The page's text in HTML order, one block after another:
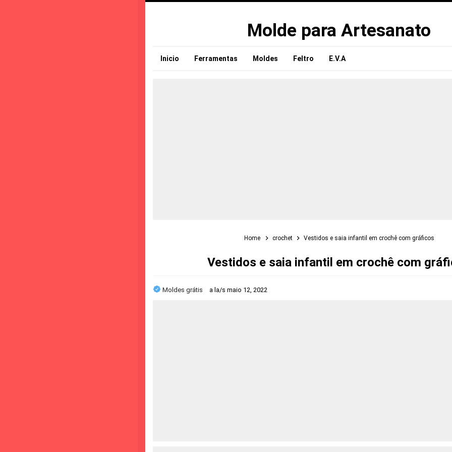
Molde para Artesanato
Inicio Ferramentas Moldes Feltro E.V.A
Home crochet Vestidos e saia infantil em crochê com gráficos
Vestidos e saia infantil em crochê com
Moldes grátis a la/s maio 12, 2022